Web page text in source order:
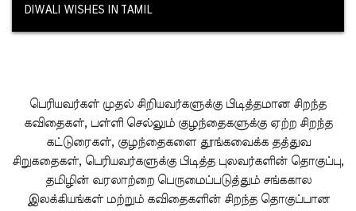
DIWALI WISHES IN TAMIL
பெரியவர்கள் முதல் சிறியவர்களுக்கு பிடித்தமான சிறந்த
கவிதைகள், பள்ளி செல்லும் குழந்தைகளுக்கு ஏற்ற சிறந்த
கட்டுரைகள், குழந்தைகளை தூங்கவைக்க தத்துவ
சிறுகதைகள், பெரியவர்களுக்கு பிடித்த புலவர்களின் தொகுப்பு,
தமிழின் வரலாற்றை பெருமைப்படுத்தும் சங்ககால
இலக்கியங்கள் மற்றும் கவிதைகளின் சிறந்த தொகுப்பான